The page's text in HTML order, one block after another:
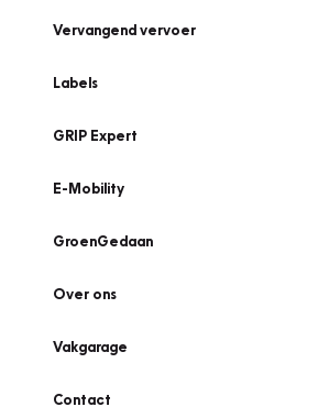
Vervangend vervoer
Labels
GRIP Expert
E-Mobility
GroenGedaan
Over ons
Vakgarage
Contact